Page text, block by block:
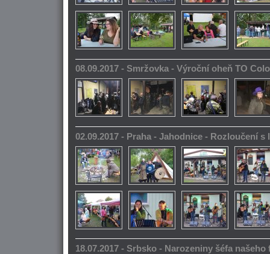
08.09.2017 - Smržovka - Výroční oheň TO
02.09.2017 - Praha - Jahodnice - Rozloučení s
18.07.2017 - Srbsko - Narozeniny šéfa našeho